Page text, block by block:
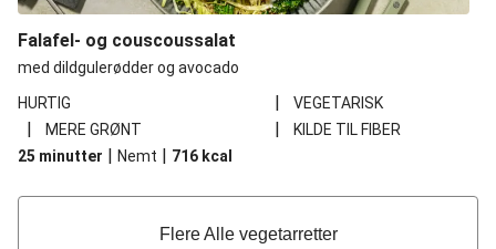
Falafel- og couscoussalat
med dildgulerødder og avocado
HURTIG
| VEGETARISK
| MERE GRØNT |
KILDE TIL FIBER
25 minutter | Nemt | 716 kcal
Flere Alle vegetarretter